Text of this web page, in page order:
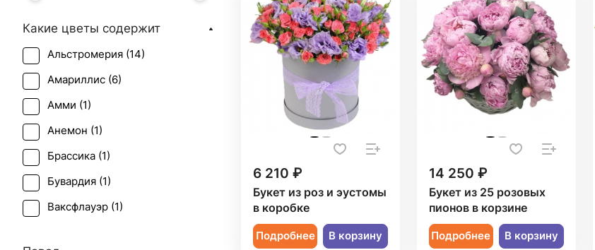
6 210 ₽
Букет из роз и эустомы
в коробке
Подробнее В корзину
14 250 ₽
Букет из 25 розовых
пионов в корзине
Подробнее В корзину
Какие цветы содержит
Альстромерия (14)
Амариллис (6)
Амми (1)
Анемон (1)
Брассика (1)
Бувардия (1)
Ваксфлауэр (1)